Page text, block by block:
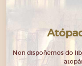
Non dispoñemos do